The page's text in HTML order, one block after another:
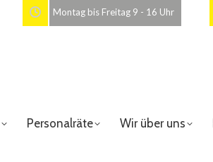
Montag bis Freitag 9 - 16 Uhr
Personalräte Wir über uns